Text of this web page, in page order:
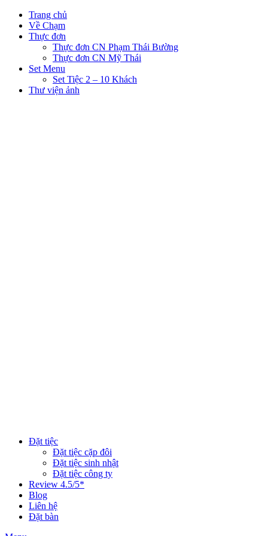
Trang chủ
Về Chạm
Thực đơn
Thực đơn CN Phạm Thái Bường
Thực đơn CN Mỹ Thái
Set Menu
Set Tiệc 2 – 10 Khách
Thư viện ảnh
Đặt tiệc
Đặt tiệc cặp đôi
Đặt tiệc sinh nhật
Đặt tiệc công ty
Review 4.5/5*
Blog
Liên hệ
Đặt bàn